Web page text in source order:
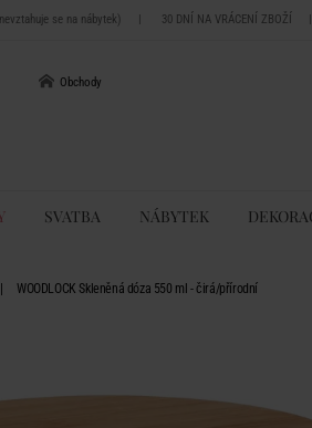
se na nábytek) | 30 DNÍ NA VRÁCENÍ ZBOŽÍ |
Obchody
SVATBA NÁBYTEK
WOODLOCK Skleněná dóza 550 ml - čirá/přírodní